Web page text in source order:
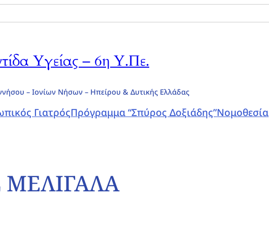
Υγείας – 6η Υ.Πε.
– Ιονίων Νήσων – Ηπείρου & Δυτικής Ελλάδας
ΓιατρόςΠρόγραμμα “Σπύρος Δοξιάδης”Νομοθεσία
ΜΕΛΙΓΑΛΑ